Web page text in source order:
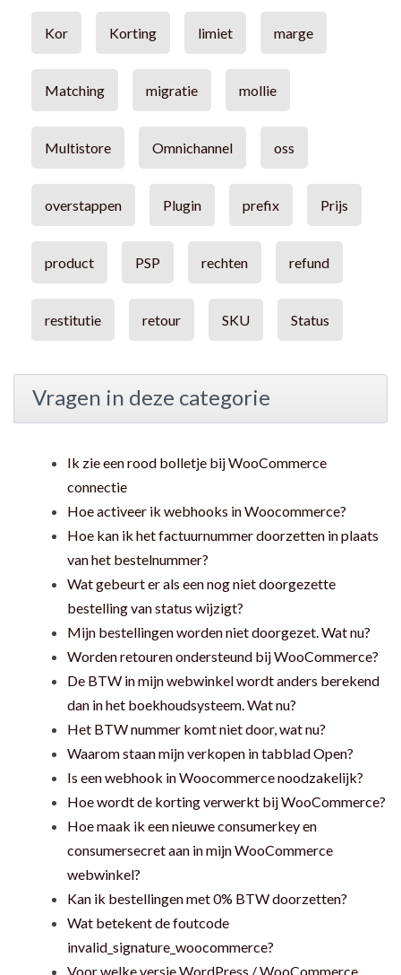
Kor Korting limiet marge
Matching migratie mollie
Multistore Omnichannel oss
overstappen Plugin prefix Prijs
product PSP rechten refund
restitutie retour SKU Status
Vragen in deze categorie
Ik zie een rood bolletje bij WooCommerce
connectie
Hoe activeer ik webhooks in Woocommerce?
Hoe kan ik het factuurnummer doorzetten in plaats
van het bestelnummer?
Wat gebeurt er als een nog niet doorgezette
bestelling van status wijzigt?
Mijn bestellingen worden niet doorgezet. Wat nu?
Worden retouren ondersteund bij WooCommerce?
De BTW in mijn webwinkel wordt anders berekend
dan in het boekhoudsysteem. Wat nu?
Het BTW nummer komt niet door, wat nu?
Waarom staan mijn verkopen in tabblad Open?
Is een webhook in Woocommerce noodzakelijk?
Hoe wordt de korting verwerkt bij WooCommerce?
Hoe maak ik een nieuwe consumerkey en
consumersecret aan in mijn WooCommerce
webwinkel?
Kan ik bestellingen met 0% BTW doorzetten?
Wat betekent de foutcode
invalid_signature_woocommerce?
Voor welke versie WordPress / WooCommerce